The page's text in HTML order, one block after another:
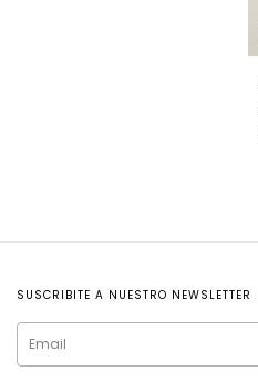
SUSCRIBITE A NUESTRO NEWSLETTER